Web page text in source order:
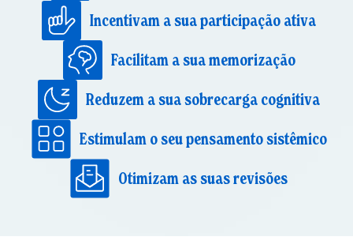
Incentivam a sua participação ativa
Facilitam a sua memorização
Reduzem a sua sobrecarga cognitiva
Estimulam o seu pensamento sistêmico
Otimizam as suas revisões